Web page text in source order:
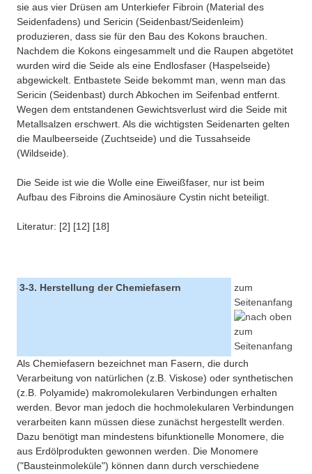
sie aus vier Drüsen am Unterkiefer Fibroin (Material des
Seidenfadens) und Sericin (Seidenbast/Seidenleim)
produzieren, dass sie für den Bau des Kokons brauchen.
Nachdem die Kokons eingesammelt und die Raupen abgetötet
wurden wird die Seide als eine Endlosfaser (Haspelseide)
abgewickelt. Entbastete Seide bekommt man, wenn man das
Sericin (Seidenbast) durch Abkochen im Seifenbad entfernt.
Wegen dem entstandenen Gewichtsverlust wird die Seide mit
Metallsalzen erschwert. Als die wichtigsten Seidenarten gelten
die Maulbeerseide (Zuchtseide) und die Tussahseide
(Wildseide).
Die Seide ist wie die Wolle eine Eiweißfaser, nur ist beim
Aufbau des Fibroins die Aminosäure Cystin nicht beteiligt.
Literatur: [2] [12] [18]
3-3. Herstellung der Chemiefasern
zum
Seitenanfang
Als Chemiefasern bezeichnet man Fasern, die durch
Verarbeitung von natürlichen (z.B. Viskose) oder synthetischen
(z.B. Polyamide) makromolekularen Verbindungen erhalten
werden. Bevor man jedoch die hochmolekularen Verbindungen
verarbeiten kann müssen diese zunächst hergestellt werden.
Dazu benötigt man mindestens bifunktionelle Monomere, die
aus Erdölprodukten gewonnen werden. Die Monomere
("Bausteinmoleküle") können dann durch verschiedene